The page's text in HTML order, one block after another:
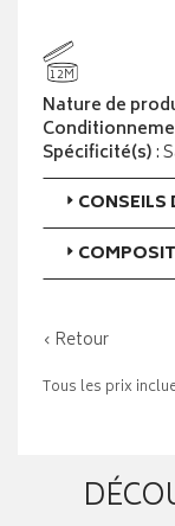
12M
Nature de
Spécificité(s):
‹ Retour
Tous les prix